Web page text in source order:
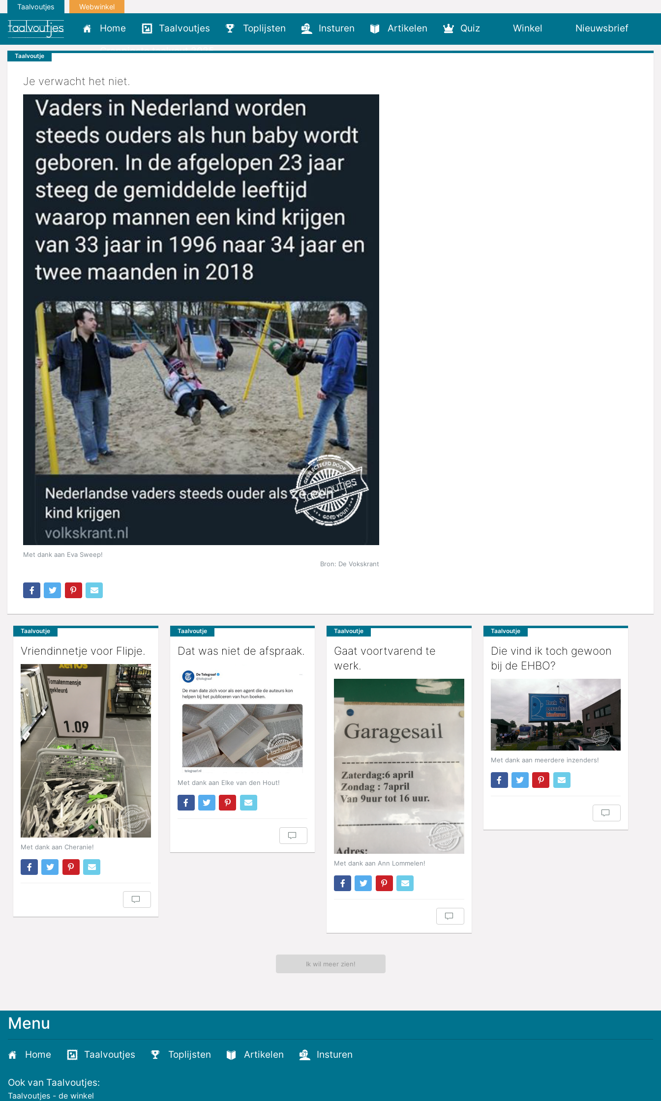
Taalvoutjes Webwinkel
Home Taalvoutjes Toplijsten Insturen Artikelen Quiz Winkel
Nieuwsbrief
Grappigste taalvout 2025
Taalvoutje
Je verwacht het niet.
Met dank aan Eva Sweep!
Bron: De Vokskrant
Taalvoutje
Vriendinnetje voor Flipje.
Met dank aan Cheranie!
Taalvoutje
Dat was niet de afspraak.
Met dank aan Elke van den Hout!
Taalvoutje
Gaat voortvarend te
werk.
Met dank aan Ann Lommelen!
Taalvoutje
Die vind ik toch gewoon
bij de EHBO?
Met dank aan meerdere inzenders!
Ik wil meer zien!
Meld
voor
nieuwste
voutjes
Menu
Home Taalvoutjes Toplijsten Artikelen Insturen
Ook van Taalvoutjes:
Taalvoutjes - de winkel